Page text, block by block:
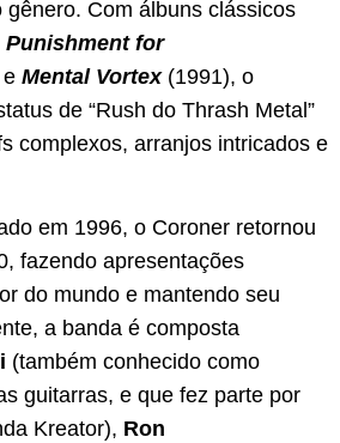
gênero. Com álbuns clássicos
Punishment for
Mental Vortex (1991), o
de “Rush do Thrash Metal”
complexos, arranjos intricados e
em 1996, o Coroner retornou
fazendo apresentações
do mundo e mantendo seu
a banda é composta
(também conhecido como
guitarras, e que fez parte por
Kreator), Ron